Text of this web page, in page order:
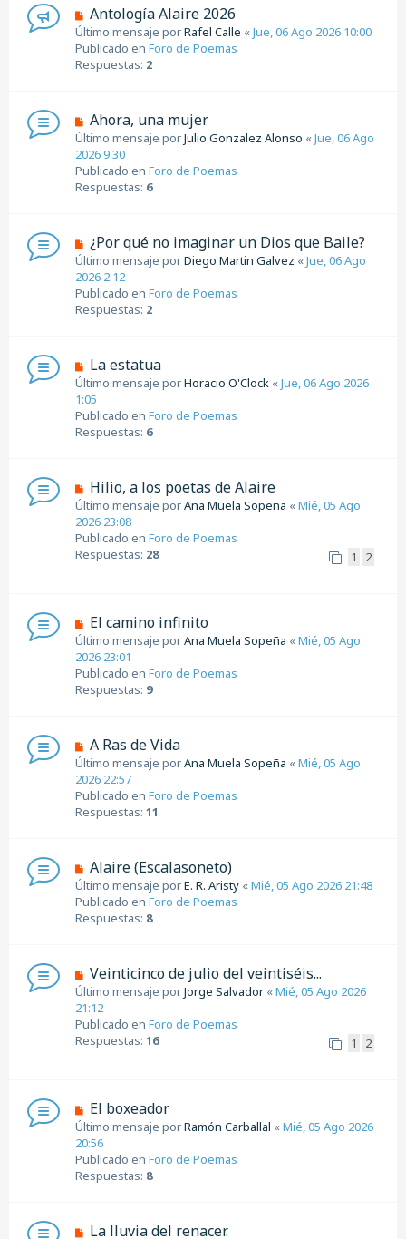
n
s
a
j
N
u
e
v
n
s
a
j
e
Antología Alaire 2026
Último mensaje porRafel Calle «Jue, 06 Ago 2026 10:00
Publicado en Foro de Poemas
Respuestas: 2
N
u
e
v
o
s
a
j
e
Ahora, una mujer
Último mensaje porJulio Gonzalez Alonso «Jue, 06 Ago
2026 9:30
Publicado en Foro de Poemas
Respuestas: 6
N
u
e
v
o
s
a
j
e
¿Por qué no imaginar un Dios que Baile?
Último mensaje porDiego Martin Galvez «Jue, 06 Ago
2026 2:12
Publicado en Foro de Poemas
Respuestas: 2
N
u
e
v
o
s
a
j
e
La estatua
Último mensaje porHoracio O'Clock «Jue, 06 Ago 2026
1:05
Publicado en Foro de Poemas
Respuestas: 6
N
u
e
v
o
s
a
j
e
Hilio, a los poetas de Alaire
Último mensaje porAna Muela Sopeña «Mié, 05 Ago
2026 23:08
Publicado en Foro de Poemas
Respuestas: 28 1 2
N
u
e
v
o
s
a
j
e
El camino infinito
Último mensaje porAna Muela Sopeña «Mié, 05 Ago
2026 23:01
Publicado en Foro de Poemas
Respuestas: 9
N
u
e
v
o
s
a
j
e
A Ras de Vida
Último mensaje porAna Muela Sopeña «Mié, 05 Ago
2026 22:57
Publicado en Foro de Poemas
Respuestas: 11
N
u
e
v
n
s
a
j
e
Alaire (Escalasoneto)
Último mensaje porE. R. Aristy «Mié, 05 Ago 2026 21:48
Publicado en Foro de Poemas
Respuestas: 8
N
u
e
v
o
s
a
j
e
Veinticinco de julio del veintiséis...
Último mensaje porJorge Salvador «Mié, 05 Ago 2026
21:12
Publicado en Foro de Poemas
Respuestas: 16 1 2
N
u
e
v
o
El boxeador
Último mensaje porRamón Carballal «Mié, 05 Ago 2026
20:56
Publicado en Foro de Poemas
Respuestas: 8
NLa lluvia del renacer.